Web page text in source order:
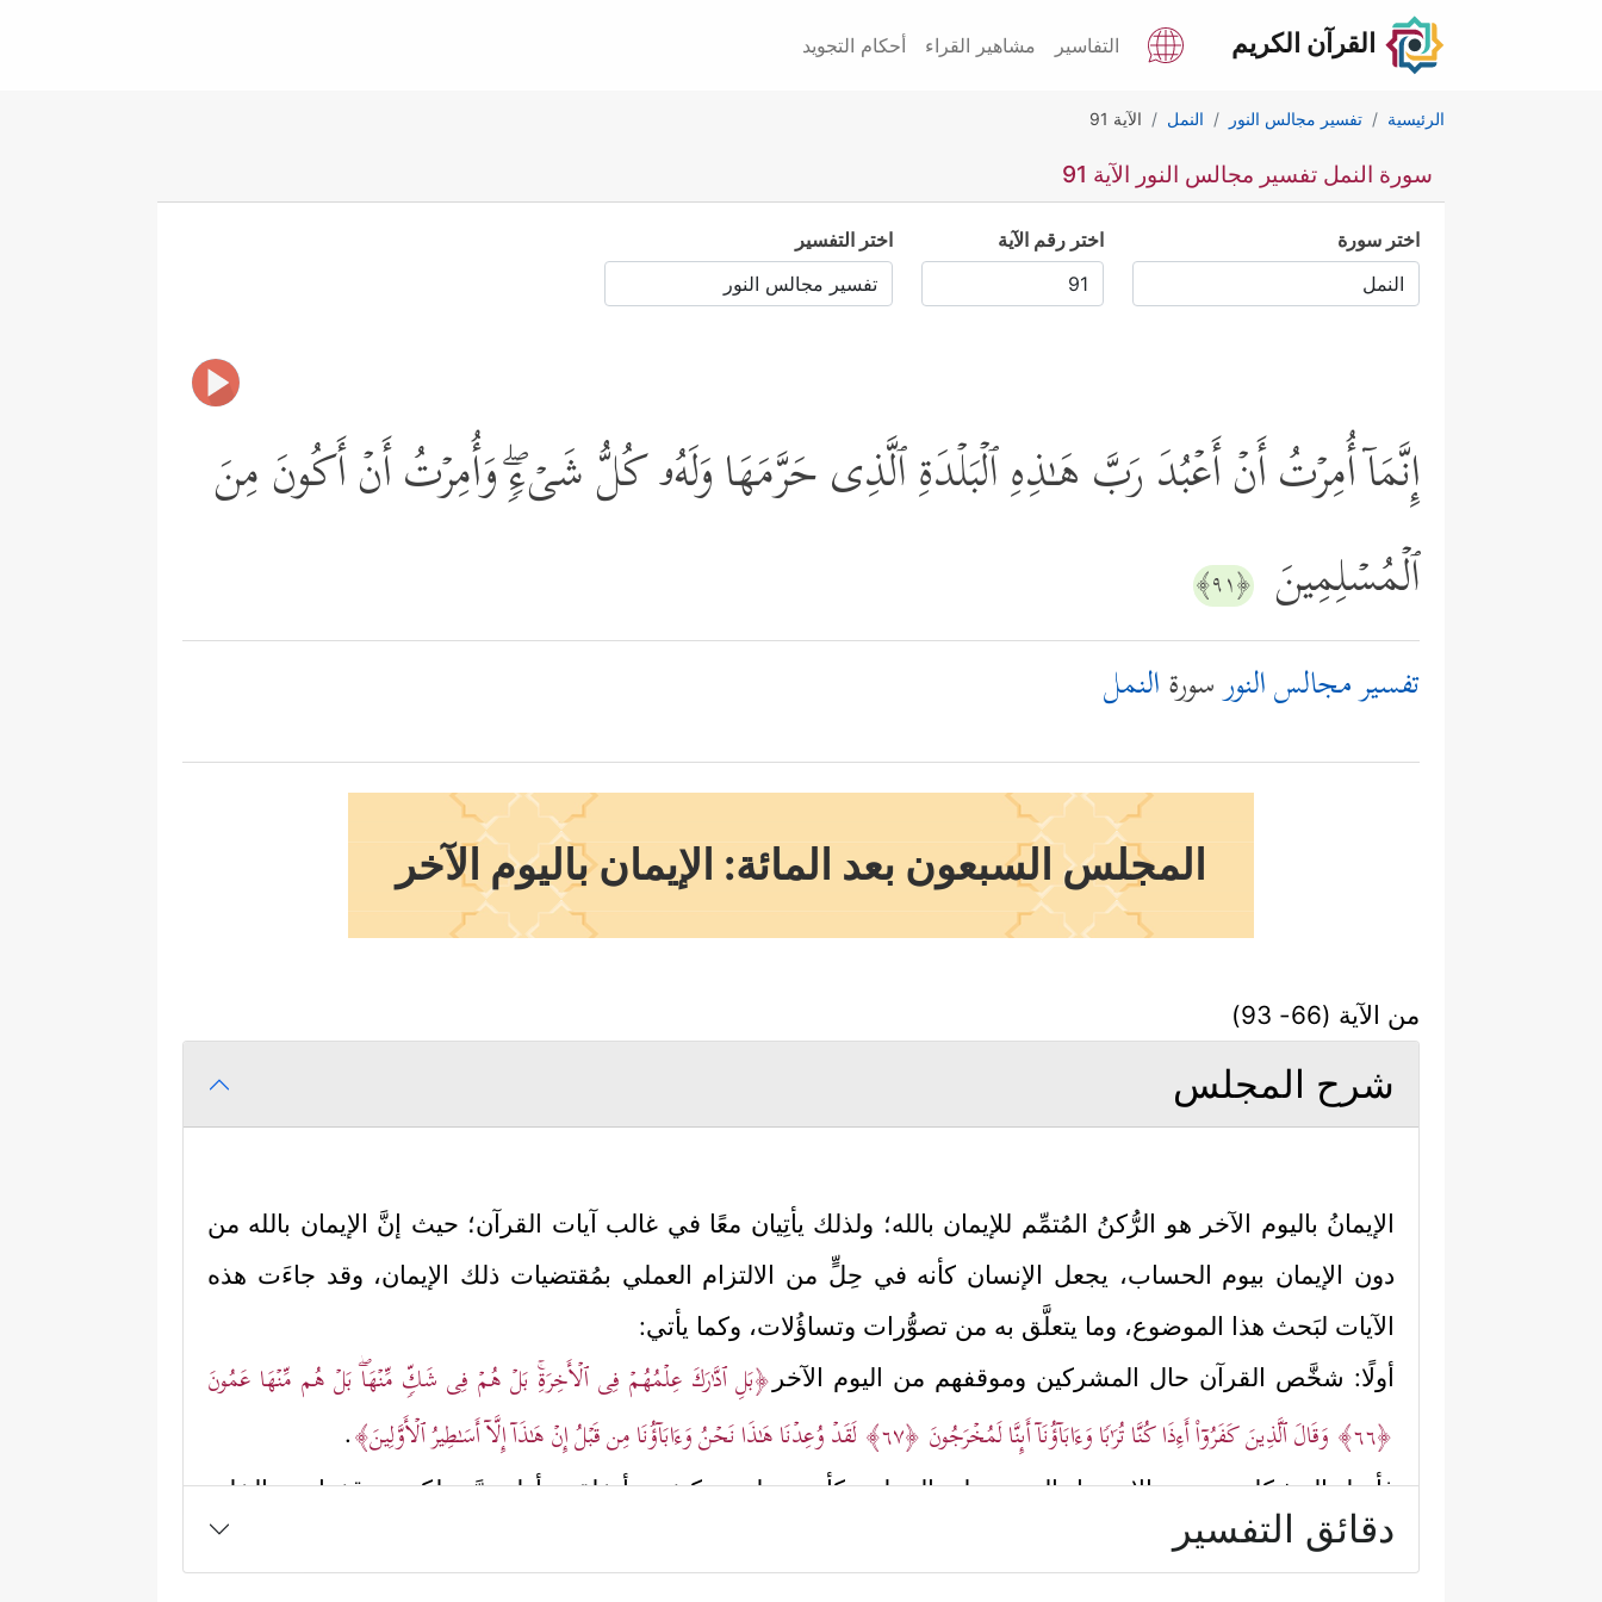
القرآن الكريم التفاسير مشاهير القراء أحكام التجويد
الرئيسية تفسير مجالس النور النمل الآية 91
سورة النمل تفسير مجالس النور الآية 91
اختر سورة اختر رقم الآية اختر التفسير
إِنَّمَاۤ أُمِرۡتُ أَنۡ أَعۡبُدَ رَبَّ هَـٰذِهِ ٱلۡبَلۡدَةِ ٱلَّذِی حَرَّمَهَا وَلَهُۥ كُلُّ شَیۡءࣲۖ وَأُمِرۡتُ أَنۡ أَكُونَ مِنَ
ٱلۡمُسۡلِمِینَ ﴿٩١﴾
تفسير مجالس النورسورةالنمل
المجلس السبعون بعد المائة: الإيمان باليوم الآخر
من الآية (66- 93)
شرح المجلس
الإيمانُ باليوم الآخر هو الرُّكنُ المُتمِّم للإيمان بالله؛ ولذلك يأتِيان معًا في غالب آيات القرآن؛ حيث إنَّ الإيمان بالله من
دون الإيمان بيوم الحساب، يجعل الإنسان كأنه في حِلٍّ من الالتزام العملي بمُقتضيات ذلك الإيمان، وقد جاءَت هذه
الآيات لبَحث هذا الموضوع، وما يتعلَّق به من تصوُّرات وتساؤُلات، وكما يأتي:
أولًا: شخَّص القرآن حال المشركين وموقفهم من اليوم الآخر ﴿بَلِ ٱدَّ ٰ⁠رَكَ عِلۡمُهُمۡ فِی ٱلۡأَخِرَةِۚ بَلۡ هُمۡ فِی شَكࣲّ مِّنۡهَاۖ بَلۡ هُم مِّنۡهَا عَمُونَ
﴿٦٦﴾
وَقَالَ ٱلَّذِینَ كَفَرُوۤاْ أَءِذَا كُنَّا تُرَ ٰ⁠بࣰا وَءَابَاۤؤُنَاۤ أَىِٕنَّا لَمُخۡرَجُونَ ﴿٦٧﴾ لَقَدۡ وُعِدۡنَا هَـٰذَا نَحۡنُ وَءَابَاۤؤُنَا مِن قَبۡلُ إِنۡ هَـٰذَاۤ إِلَّاۤ أَسَـٰطِیرُ ٱلۡأَوَّلِینَ﴾ .
فأصل المشكلة عندهم: الاستِبعاد المبني على الجهل، وكأنهم يعلمون كيف بدأ خلقهم أول مرَّة، لكي يتوقفوا عند الخلق
الثاني. إنه نوعٌ من الغرور وخِداع الذات، وكان مُنتهى حُجَّتهم
دقائق التفسير